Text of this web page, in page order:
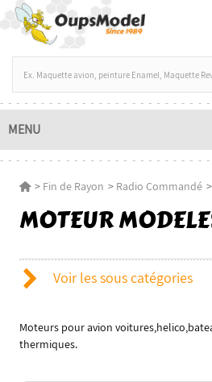
MENU
> Fin de Rayon > Radio Commandé >
MOTEUR
Voir les sous catégories
Moteurs pour avion
thermiques.